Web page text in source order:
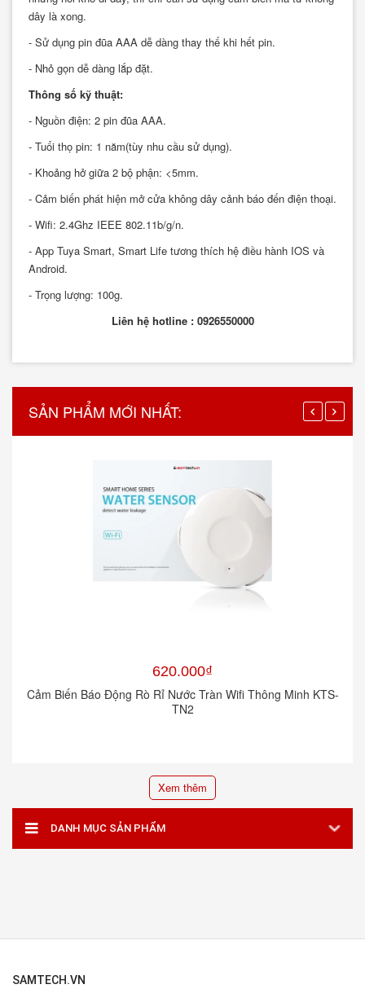
dây là xong.
- Sử dụng pin đũa AAA dễ dàng thay thế khi hết pin.
- Nhỏ gọn dễ dàng lắp đặt.
Thông số kỹ thuật:
- Nguồn điện: 2 pin đũa AAA.
- Tuổi thọ pin: 1 năm(tùy nhu cầu sử dụng).
- Khoảng hở giữa 2 bộ phận: <5mm.
- Cảm biến phát hiện mở cửa không dây cảnh báo đến điện thoại.
- Wifi: 2.4Ghz IEEE 802.11b/g/n.
- App Tuya Smart, Smart Life tương thích hệ điều hành IOS và
Android.
- Trọng lượng: 100g.
Liên hệ hotline : 0926550000
SẢN PHẨM MỚI NHẤT:
620.000₫
Cảm Biến Báo Động Rò Rỉ Nước Tràn Wifi Thông Minh KTS-
TN2
Xem thêm
DANH MỤC SẢN PHẨM
SAMTECH.VN